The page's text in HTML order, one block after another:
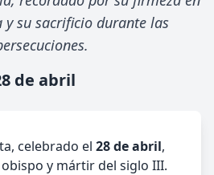
su sacrificio durante las
de abril
celebrado el 28 de abril,
y mártir del siglo III.